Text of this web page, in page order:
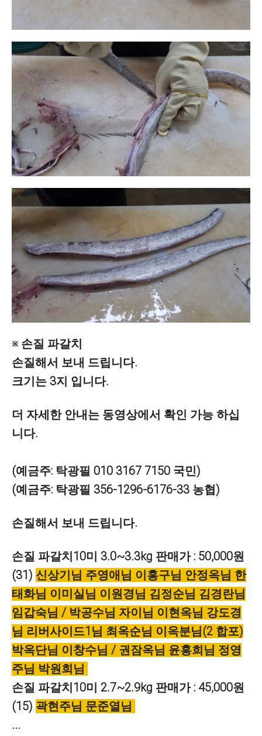
※ 손질 파갈치
손질해서 보내 드립니다.
크기는 3지 입니다.
더 자세한 안내는 동영상에서 확인 가능 하십
니다.
(예금주: 탁광필 010 3167 7150 국민)
(예금주: 탁광필 356-1296-6176-33 농협)
손질해서 보내 드립니다.
손질 파갈치10미 3.0~3.3kg 판매가 : 50,000원
(31) 신상기님 주영애님 이홍구님 안정옥님 한
태화님 이미실님 이원경님 김정순님 김경란님
임갑숙님 / 박공수님 자이님 이현옥님 강도경
님 리버사이드1님 최옥순님 이옥분님(2 합포)
박옥단님 이창수님 / 권잠옥님 윤홍희님 정영
주님 박원희님
손질 파갈치10미 2.7~2.9kg 판매가 : 45,000원
(15) 곽현주님 문준열님
...